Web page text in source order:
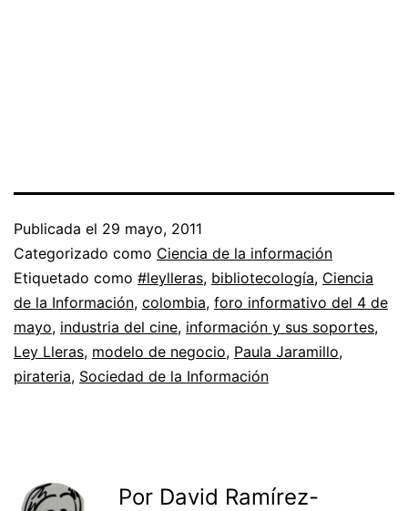
Publicada el 29 mayo, 2011
Categorizado como Ciencia de la información
Etiquetado como #leylleras, bibliotecología, Ciencia
de la Información, colombia, foro informativo del 4 de
mayo, industria del cine, información y sus soportes,
Ley Lleras, modelo de negocio, Paula Jaramillo,
pirateria, Sociedad de la Información
Por David Ramírez-